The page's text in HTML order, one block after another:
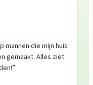
mannen die mijn huis
gemaakt. Alles ziet
”